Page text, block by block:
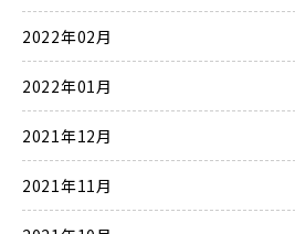
2022年02月
2022年01月
2021年12月
2021年11月